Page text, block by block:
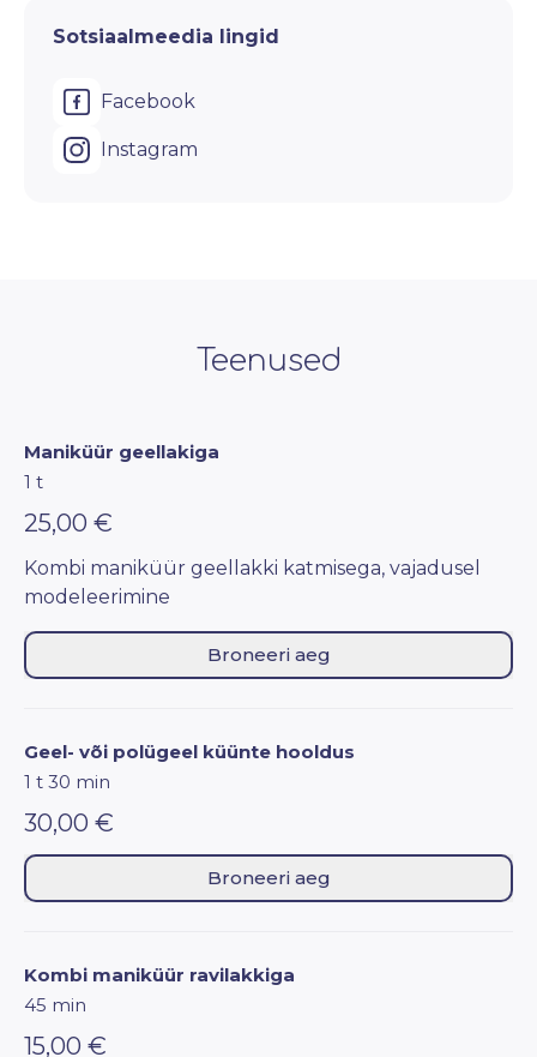
Sotsiaalmeedia lingid
Facebook
Instagram
Teenused
Maniküür geellakiga
1 t
25,00 €
Broneeri aeg
Kombi maniküür geellakki katmisega, vajadusel
modeleerimine
Geel- või polügeel küünte hooldus
1 t 30 min
30,00 €
Broneeri aeg
Kombi maniküür ravilakkiga
45 min
15,00 €